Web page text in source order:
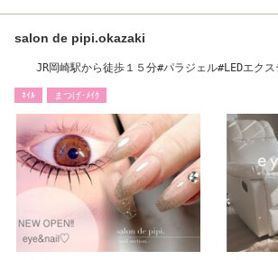
salon de pipi.okazaki
JR岡崎駅から徒歩１５分#パラジェル#LEDエクス
ﾈｲﾙ まつげ･ﾒｲｸ